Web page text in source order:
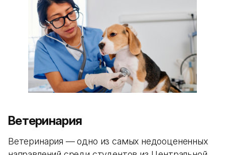
Ветеринария
Ветеринария — одно из самых недооцененных